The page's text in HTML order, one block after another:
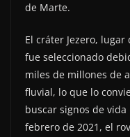
de Marte.
El cráter Jezero,
fue seleccionado
miles de millones de
fluvial, lo que lo
buscar signos de
febrero de 2021, el